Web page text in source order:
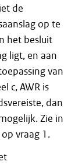
de
op te
het besluit
ligt, en aan
van
c, AWR is
dan
Zie in
vraag 1.